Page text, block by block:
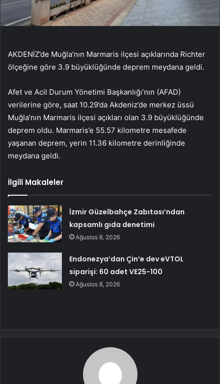
AKDENİZ’de Muğla’nın Marmaris ilçesi açıklarında Richter
ölçeğine göre 3.9 büyüklüğünde deprem meydana geldi.
Afet ve Acil Durum Yönetimi Başkanlığı’nın (AFAD)
verilerine göre, saat 10.29’da Akdeniz’de merkez üssü
Muğla’nın Marmaris ilçesi açıkları olan 3.9 büyüklüğünde
deprem oldu. Marmaris’e 55.57 kilometre mesafede
yaşanan deprem, yerin 11.36 kilometre derinliğinde
meydana geldi.
İlgili Makaleler
İzmir Güzelbahçe Zabıtası’ndan
kapsamlı gıda denetimi
Ağustos 8, 2026
Endonezya’dan Çin’e dev eVTOL
siparişi: 60 adet VE25-100
Ağustos 8, 2026